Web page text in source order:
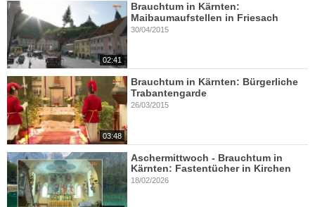
02:41
Brauchtum in Kärnten:
Maibaumaufstellen in Friesach
30/04/2015
03:48
Brauchtum in Kärnten: Bürgerliche
Trabantengarde
26/03/2015
Aschermittwoch - Brauchtum in
Kärnten: Fastentücher in Kirchen
18/02/2026